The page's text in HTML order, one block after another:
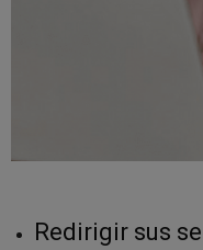
Redirigir sus